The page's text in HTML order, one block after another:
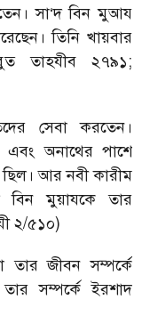
সা‘দ বিন মুআয
তিনি খায়বার
তাহযীব ২৭৯১;
সেবা করতেন।
এবং অনাথের পাশে
ছিল। আর নবী কারীম
বিন মুয়াযকে তার
২/৫১০)
তার জীবন সম্পর্কে
সম্পর্কে ইরশাদ